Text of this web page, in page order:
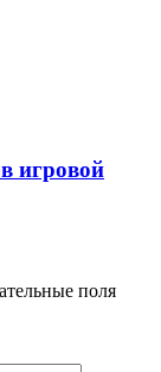
игровой
поля